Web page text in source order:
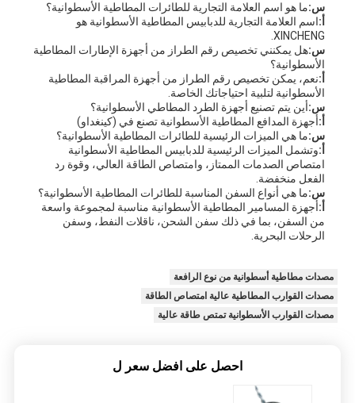
س:ما هو اسم العلامة التجارية للطائرات المطاطية الأسطوانية؟
أ:اسم العلامة التجارية للدبابيس المطاطية الأسطوانية هو
XINCHENG.
س:هل يمكنني تخصيص رقم الطراز من أجهزة الإطارات المطاطية
الأسطوانية؟
أ:نعم، يمكن تخصيص رقم الطراز من أجهزة المراقبة المطاطية
الأسطوانية لتلبية احتياجاتك الخاصة.
س:أين يتم تصنيع أجهزة الطرد المطاطي الأسطوانية؟
أ:أجهزة المدافع المطاطية الأسطوانية تصنع في (كينغداو)
س:ما هي الميزات الرئيسية للطائرات المطاطية الأسطوانية؟
أ:وتشمل الميزات الرئيسية للدبابيس المطاطية الأسطوانية
امتصاص الصدمات الممتاز، وامتصاص الطاقة العالي، وقوة رد
الفعل منخفضة.
س:ما هي أنواع السفن المناسبة للطائرات المطاطية الأسطوانية؟
أ:أجهزة المسامير المطاطية الأسطوانية مناسبة لمجموعة واسعة
من السفن، بما في ذلك سفن الشحن، ناقلات النفط، وسفن
الرحلات البحرية.
مصدات مطاطية أسطوانية من نوع الرافعة
مصدات القوارب المطاطية عالية امتصاص الطاقة
مصدات القوارب الأسطوانية تمتص طاقة عالية
احصل على افضل سعر ل